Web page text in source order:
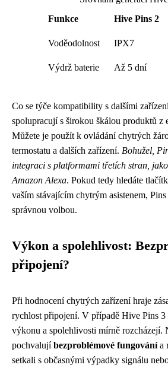
Funkce
Hive Pins 2
Voděodolnost IPX7
Výdrž baterie Až 5 dní
Co se týče kompatibility s dalšími
spolupracují s širokou škálou produktů z
Můžete je použít k ovládání chytrých
termostatu a dalších zařízení. Bohužel,
integraci s platformami třetích stran,
Amazon Alexa. Pokud tedy hledáte
vaším stávajícím chytrým asistenem,
správnou volbou.
Výkon a spolehlivost:
připojení?
Při hodnocení chytrých zařízení hraje
rychlost připojení. V případě Hive Pins 3
výkonu a spolehlivosti mírně rozcházejí.
pochvalujíbezproblémové fungovánía
setkali s občasnými výpadky signálu